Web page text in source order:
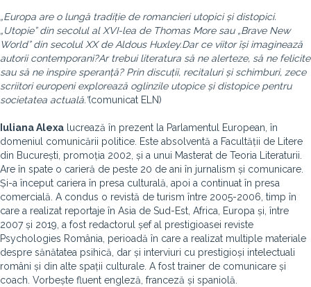
„Europa are o lungă tradiție de romancieri utopici și distopici.
„Utopie” din secolul al XVI-lea de Thomas More sau „Brave New
World” din secolul XX de Aldous Huxley.Dar ce viitor își imaginează
autorii contemporani?Ar trebui literatura să ne alerteze, să ne felicite
sau să ne inspire speranță? Prin discuții, recitaluri și schimburi, zece
scriitori europeni explorează oglinzile utopice și distopice pentru
societatea actuală.”(comunicat ELN)
Iuliana Alexa lucrează în prezent la Parlamentul European, în
domeniul comunicării politice. Este absolventă a Facultății de Litere
din București, promoția 2002, și a unui Masterat de Teoria Literaturii.
Are în spate o carieră de peste 20 de ani în jurnalism și comunicare.
Și-a început cariera în presa culturală, apoi a continuat în presa
comercială. A condus o revistă de turism între 2005-2006, timp în
care a realizat reportaje în Asia de Sud-Est, Africa, Europa și, între
2007 și 2019, a fost redactorul șef al prestigioasei reviste
Psychologies România, perioadă în care a realizat multiple materiale
despre sănătatea psihică, dar și interviuri cu prestigioși intelectuali
români și din alte spații culturale. A fost trainer de comunicare și
coach. Vorbește fluent engleză, franceză și spaniolă.